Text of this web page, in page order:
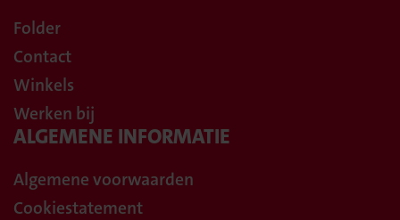
Folder
Contact
Winkels
Werken bij
ALGEMENE INFORMATIE
Algemene voorwaarden
Cookiestatement